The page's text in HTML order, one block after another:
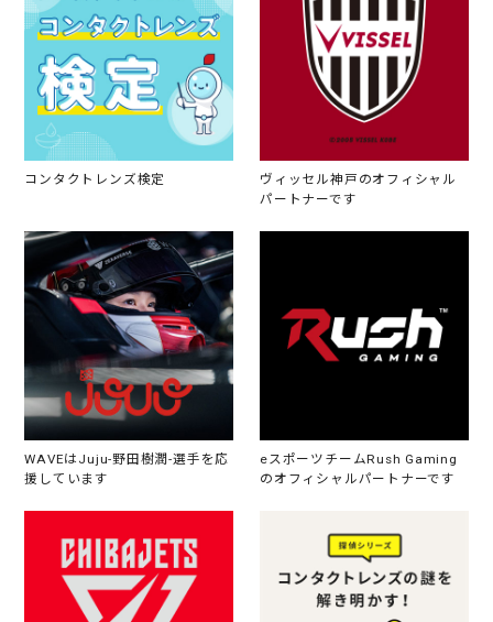
コンタクトレンズ検定
ヴィッセル神戸のオフィシャル
パートナーです
WAVEはJuju-野田樹潤-選手を応
援しています
eスポーツチームRush Gaming
のオフィシャルパートナーです